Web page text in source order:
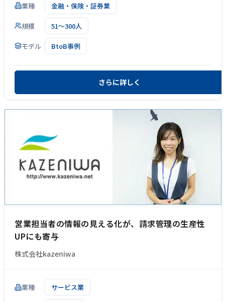
業種 金融・保険・証券業
規模 51～300人
モデル BtoB事例
さらに詳しく
営業担当者の情報の見える化が、請求管理の生産性
UPにも寄与
株式会社kazeniwa
業種 サービス業